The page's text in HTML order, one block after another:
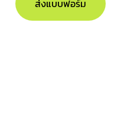
ส่งแบบฟอร์ม